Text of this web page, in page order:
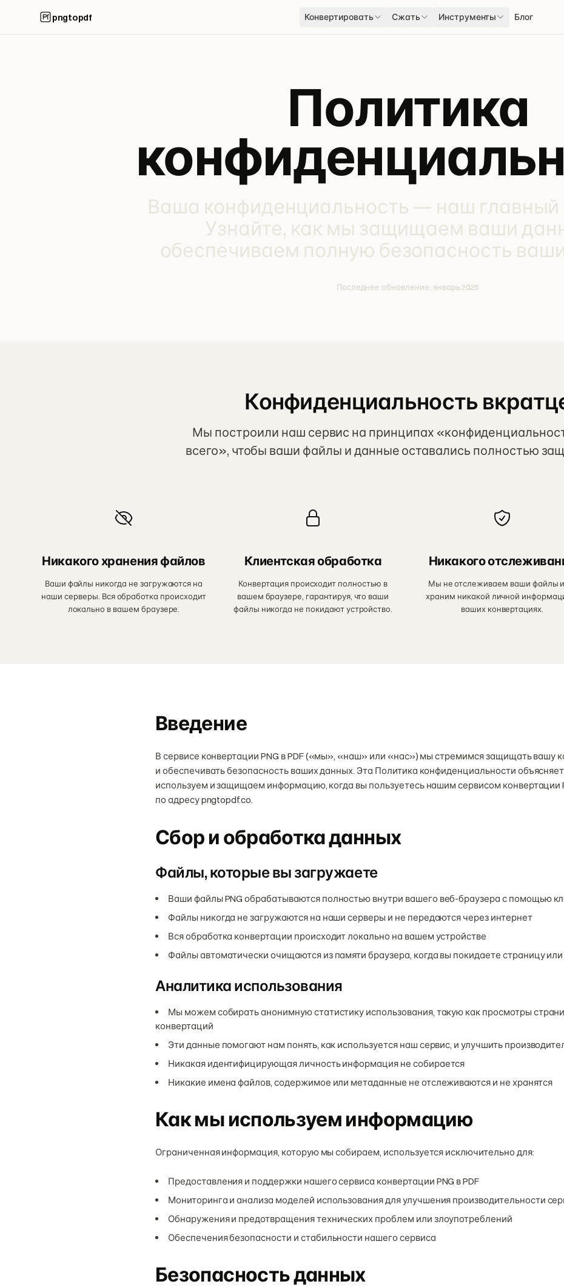
pngtopdf Конвертировать Сжать Инструменты Блог
Политика
Ваша конфиденциальность — наш главный
Узнайте, как мы защищаем ваши
обеспечиваем полную безопасность
Последнее обновление: январь 2025
Конфиденциальность
Мы построили наш сервис на принципах
всего», чтобы ваши файлы и данные оставались полностью
Никакого хранения файлов
Ваши файлы никогда не загружаются на
наши серверы. Вся обработка происходит
локально в вашем браузере.
Клиентская обработка
Конвертация происходит полностью в
вашем браузере, гарантируя, что ваши
файлы никогда не покидают устройство.
Никакого
Мы не отслеживаем ваши файлы
храним никакой личной
ваших конвертациях.
Введение
В сервисе конвертации PNG в PDF («мы», «наш» или «нас») мы стремимся защищать вашу
и обеспечивать безопасность ваших данных. Эта Политика конфиденциальности
используем и защищаем информацию, когда вы пользуетесь нашим сервисом конвертации
по адресу pngtopdf.co.
Сбор и обработка данных
Файлы, которые вы загружаете
Ваши файлы PNG обрабатываются полностью внутри вашего веб-браузера с помощью
Файлы никогда не загружаются на наши серверы и не передаются через интернет
Вся обработка конвертации происходит локально на вашем устройстве
Файлы автоматически очищаются из памяти браузера, когда вы покидаете страницу
Аналитика использования
Мы можем собирать анонимную статистику использования, такую как просмотры
конвертаций
Эти данные помогают нам понять, как используется наш сервис, и улучшить
Никакая идентифицирующая личность информация не собирается
Никакие имена файлов, содержимое или метаданные не отслеживаются и не хранятся
Как мы используем информацию
Ограниченная информация, которую мы собираем, используется исключительно для:
Предоставления и поддержки нашего сервиса конвертации PNG в PDF
Мониторинга и анализа моделей использования для улучшения производительности
Обнаружения и предотвращения технических проблем или злоупотреблений
Обеспечения безопасности и стабильности нашего сервиса
Безопасность данных